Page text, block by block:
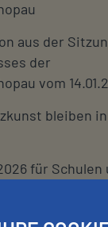
aus der
der
vom
bleiben in
für Schulen
suchen euch